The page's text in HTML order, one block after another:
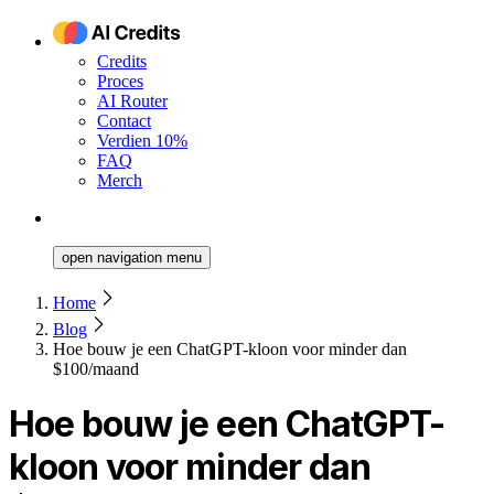
Credits
Proces
AI Router
Contact
Verdien 10%
FAQ
Merch
open navigation menu
Home
Blog
Hoe bouw je een ChatGPT-kloon voor minder dan
$100/maand
Hoe bouw je een ChatGPT-
kloon voor minder dan